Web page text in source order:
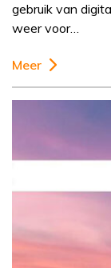
gebruik van
weer voor…
Meer